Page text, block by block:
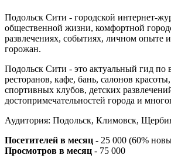
Подольск Сити - городской интернет-
общественной жизни, комфортной
развлечениях, событиях, личном опыте
горожан.
Подольск Сити - это актуальный гид
ресторанов, кафе, бань, салонов
спортивных клубов, детских
достопримечательностей города и
Аудитория: Подольск, Климовск,
Посетителей в месяц - 25 000 (60%
Просмотров в месяц - 75 000